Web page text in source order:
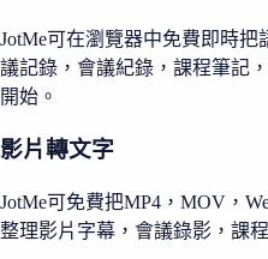
JotMe可在瀏覽器中免費即時
議記錄，會議紀錄，課程筆記
開始。
影片轉文字
JotMe可免費把MP4，MOV，
整理影片字幕，會議錄影，課